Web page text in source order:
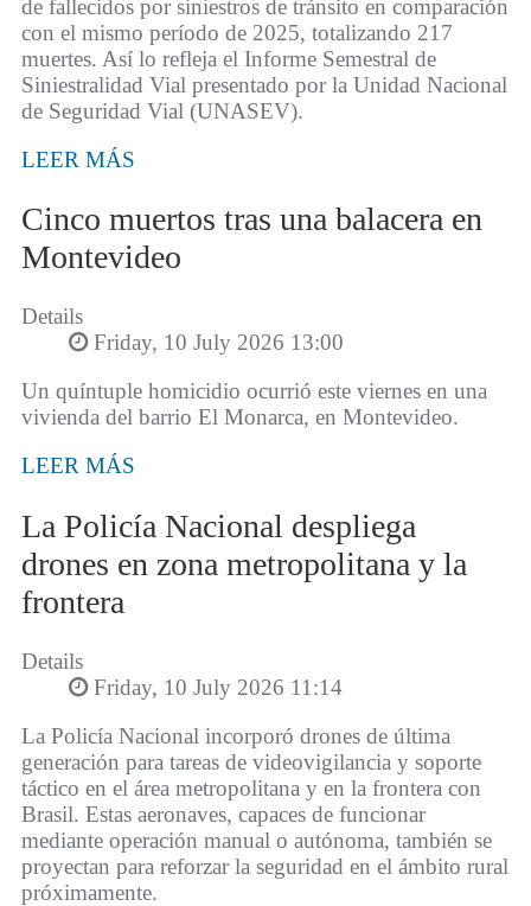
de fallecidos por siniestros de tránsito en comparación
con el mismo período de 2025, totalizando 217
muertes. Así lo refleja el Informe Semestral de
Siniestralidad Vial presentado por la Unidad Nacional
de Seguridad Vial (UNASEV).
LEER MÁS
Cinco muertos tras una balacera en
Montevideo
Details
Friday, 10 July 2026 13:00
Un quíntuple homicidio ocurrió este viernes en una
vivienda del barrio El Monarca, en Montevideo.
LEER MÁS
La Policía Nacional despliega
drones en zona metropolitana y la
frontera
Details
Friday, 10 July 2026 11:14
La Policía Nacional incorporó drones de última
generación para tareas de videovigilancia y soporte
táctico en el área metropolitana y en la frontera con
Brasil. Estas aeronaves, capaces de funcionar
mediante operación manual o autónoma, también se
proyectan para reforzar la seguridad en el ámbito rural
próximamente.